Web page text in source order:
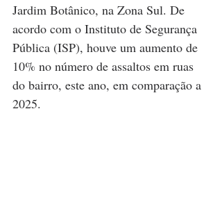
Jardim Botânico, na Zona Sul. De
acordo com o Instituto de Segurança
Pública (ISP), houve um aumento de
10% no número de assaltos em ruas
do bairro, este ano, em comparação a
2025.